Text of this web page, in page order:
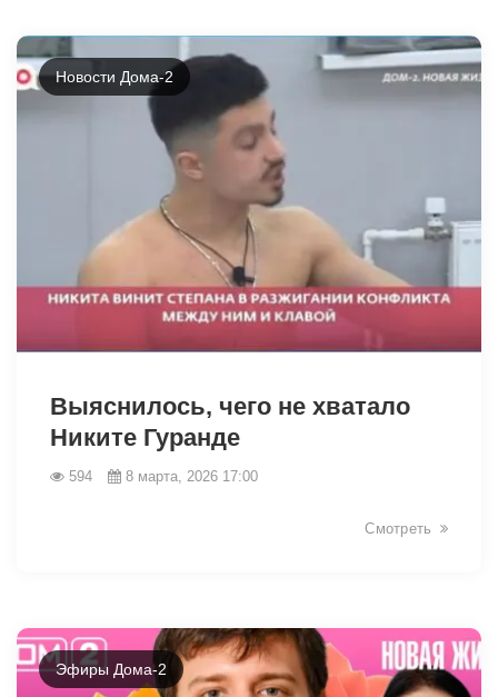
Новости Дома-2
Выяснилось, чего не хватало
Никите Гуранде
594 8 марта, 2026 17:00
Смотреть
Эфиры Дома-2